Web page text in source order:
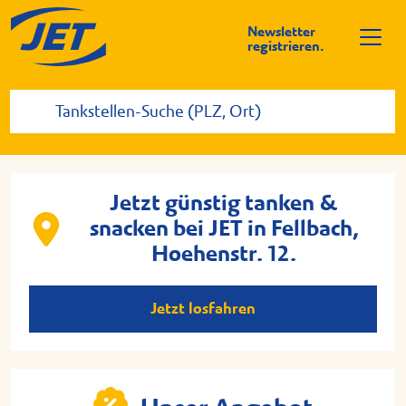
Newsletter
registrieren.
Jetzt günstig tanken &
snacken bei JET in Fellbach,
Hoehenstr. 12.
Jetzt losfahren